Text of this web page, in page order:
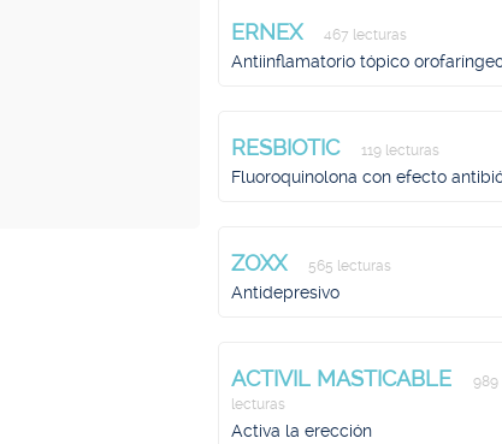
ERNEX 467 lecturas
Antiinflamatorio tópico
RESBIOTIC 119 lecturas
Fluoroquinolona con efecto
ZOXX 565 lecturas
Antidepresivo
ACTIVIL MASTICABLE
989
lecturas
Activa la erección